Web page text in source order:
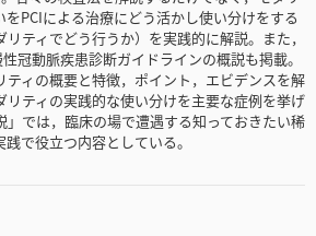
PCIによる治療にどう活かし使い分けをする
ティでどう行うか）を実践的に解説。また，
冠動脈疾患診断ガイドラインの概説も掲載。
ティの概要と特徴，ポイント，エビデンスを解
ティの実践的な使い分けを主要な症例を挙げ
」では，臨床の場で遭遇する知っておきたい稀
で役立つ内容としている。